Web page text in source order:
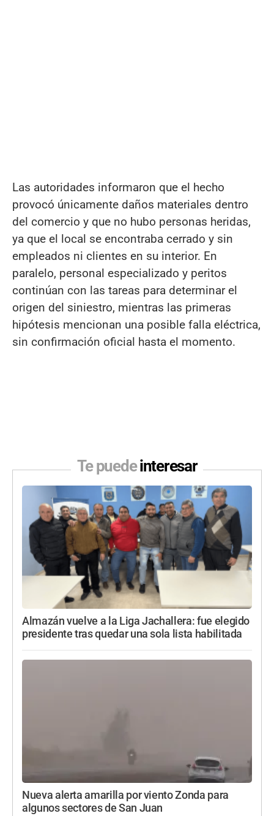
Las autoridades informaron que el hecho
provocó únicamente daños materiales dentro
del comercio y que no hubo personas heridas,
ya que el local se encontraba cerrado y sin
empleados ni clientes en su interior. En
paralelo, personal especializado y peritos
continúan con las tareas para determinar el
origen del siniestro, mientras las primeras
hipótesis mencionan una posible falla eléctrica,
sin confirmación oficial hasta el momento.
Te puedeinteresar
Almazán vuelve a la Liga Jachallera: fue elegido
presidente tras quedar una sola lista habilitada
Nueva alerta amarilla por viento Zonda para
algunos sectores de San Juan